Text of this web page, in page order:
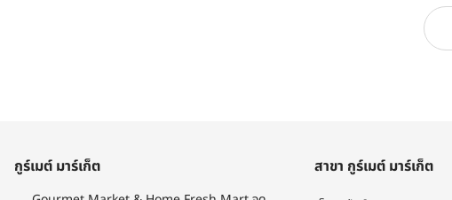
กูร์เมต์ มาร์เก็ต สาขา กูร์เมต์ มาร์เก็ต